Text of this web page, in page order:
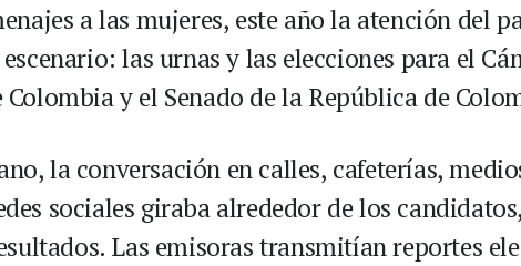
a las mujeres, este año la atención del
las urnas y las elecciones para el
Colombia y el Senado de la República de
la conversación en calles, cafeterías,
sociales giraba alrededor de los
Las emisoras transmitían reportes